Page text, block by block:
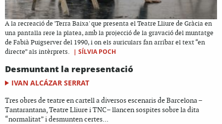
A la recreació de 'Terra Baixa' que presenta el Teatre Lliure de Gràcia en
una pantalla rere la platea, amb la projecció de la gravació del muntatge
de Fabià Puigserver del 1990, i on els auriculars fan arribar el text “en
directe” als intèrprets.
| SÍLVIA POCH
Desmuntant la representació
IVAN ALCÁZAR SERRAT
Tres obres de teatre en cartell a diversos escenaris de Barcelona –
Tantarantana, Teatre Lliure i TNC– llancen sospites sobre la dita
“normalitat” i desmunten certes...